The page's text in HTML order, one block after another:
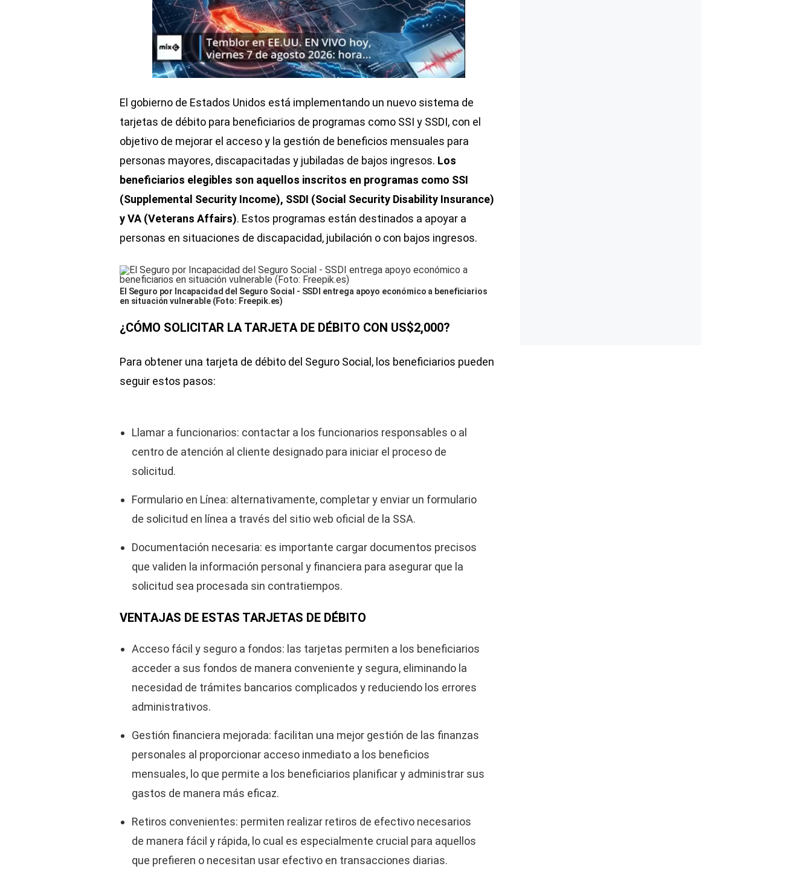
El gobierno de Estados Unidos está implementando un nuevo sistema de
tarjetas de débito para beneficiarios de programas como SSI y SSDI, con el
objetivo de mejorar el acceso y la gestión de beneficios mensuales para
personas mayores, discapacitadas y jubiladas de bajos ingresos. Los
beneficiarios elegibles son aquellos inscritos en programas como SSI
(Supplemental Security Income), SSDI (Social Security Disability Insurance)
y VA (Veterans Affairs). Estos programas están destinados a apoyar a
personas en situaciones de discapacidad, jubilación o con bajos ingresos.
El Seguro por Incapacidad del Seguro Social - SSDI entrega apoyo económico a beneficiarios
en situación vulnerable (Foto: Freepik.es)
¿CÓMO SOLICITAR LA TARJETA DE DÉBITO CON US$2,000?
Para obtener una tarjeta de débito del Seguro Social, los beneficiarios pueden
seguir estos pasos:
Llamar a funcionarios: contactar a los funcionarios responsables o al
centro de atención al cliente designado para iniciar el proceso de
solicitud.
Formulario en Línea: alternativamente, completar y enviar un formulario
de solicitud en línea a través del sitio web oficial de la SSA.
Documentación necesaria: es importante cargar documentos precisos
que validen la información personal y financiera para asegurar que la
solicitud sea procesada sin contratiempos.
VENTAJAS DE ESTAS TARJETAS DE DÉBITO
Acceso fácil y seguro a fondos: las tarjetas permiten a los beneficiarios
acceder a sus fondos de manera conveniente y segura, eliminando la
necesidad de trámites bancarios complicados y reduciendo los errores
administrativos.
Gestión financiera mejorada: facilitan una mejor gestión de las finanzas
personales al proporcionar acceso inmediato a los beneficios
mensuales, lo que permite a los beneficiarios planificar y administrar sus
gastos de manera más eficaz.
Retiros convenientes: permiten realizar retiros de efectivo necesarios
de manera fácil y rápida, lo cual es especialmente crucial para aquellos
que prefieren o necesitan usar efectivo en transacciones diarias.